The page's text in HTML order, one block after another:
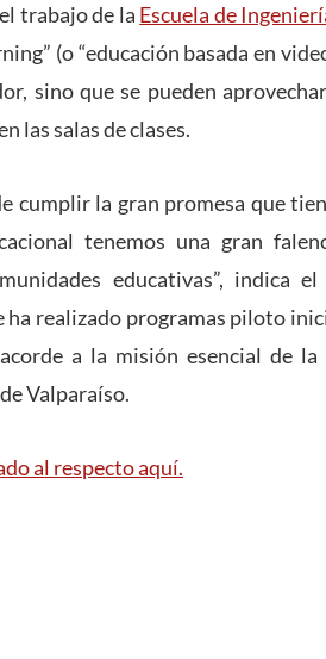
trabajo de la Escuela de
(o “educación basada en
sino que se pueden
las salas de clases.
cumplir la gran promesa que
tenemos una gran
educativas”, indica
realizado programas piloto
a la misión esencial de
Valparaíso.
al respecto aquí.